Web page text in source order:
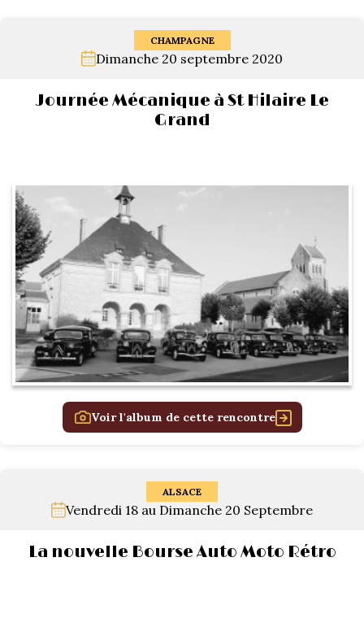
CHAMPAGNE
Dimanche 20 septembre 2020
Journée Mécanique à St Hilaire Le
Grand
Voir l'album de cette rencontre
ALSACE
Vendredi 18 au Dimanche 20 Septembre
La nouvelle Bourse Auto Moto Rétro